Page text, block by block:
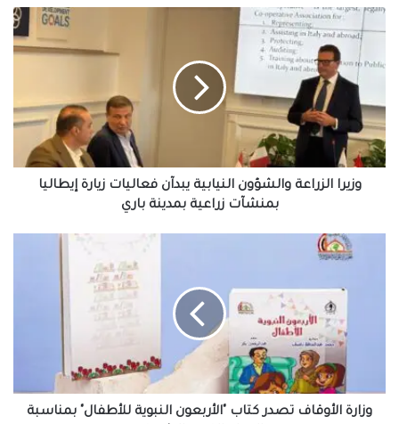
وزيرا
الزراعة
والشؤون
النيابية
فعاليات
زيارة
إيطاليا
بمنشآت
زراعيةوزيرا الزراعة والشؤون النيابية يبدآن فعاليات زيارة إيطاليا
بمنشآت زراعية بمدينة باري
الأوقاف
المولد
النبويوزارة الأوقاف تصدر كتاب "الأربعون النبوية للأطفال" بمناسبة